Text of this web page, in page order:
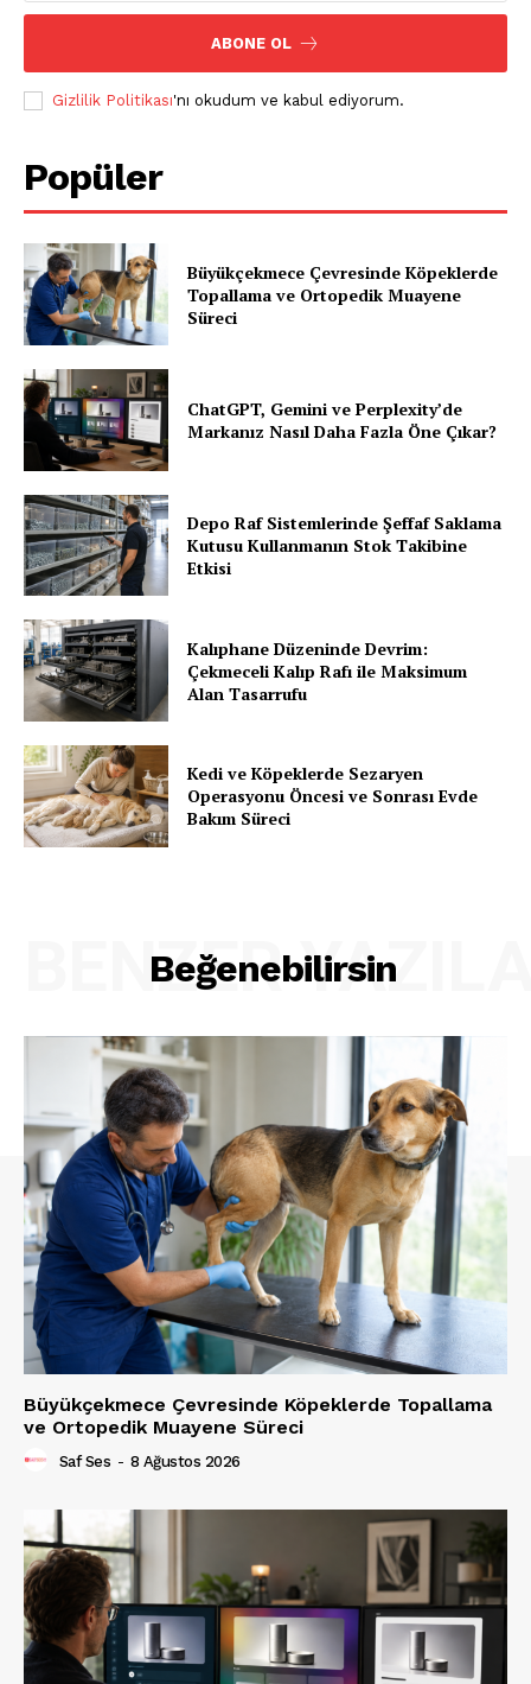
ABONE OL
Gizlilik Politikası'nı okudum ve kabul ediyorum.
Popüler
Büyükçekmece Çevresinde Köpeklerde
Topallama ve Ortopedik Muayene
Süreci
ChatGPT, Gemini ve Perplexity’de
Markanız Nasıl Daha Fazla Öne Çıkar?
Depo Raf Sistemlerinde Şeffaf Saklama
Kutusu Kullanmanın Stok Takibine
Etkisi
Kalıphane Düzeninde Devrim:
Çekmeceli Kalıp Rafı ile Maksimum
Alan Tasarrufu
Kedi ve Köpeklerde Sezaryen
Operasyonu Öncesi ve Sonrası Evde
Bakım Süreci
Beğenebilirsin
BENZER
Büyükçekmece Çevresinde Köpeklerde Topallama
ve Ortopedik Muayene Süreci
Saf Ses - 8 Ağustos 2026